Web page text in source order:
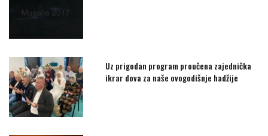
Uz prigodan program proučena zajednička
ikrar dova za naše ovogodišnje hadžije